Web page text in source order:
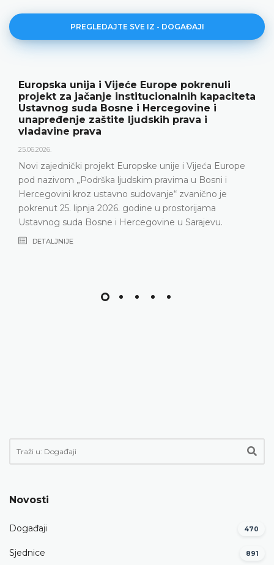
PREGLEDAJTE SVE IZ - DOGAĐAJI
Europska unija i Vijeće Europe pokrenuli
projekt za jačanje institucionalnih kapaciteta
Ustavnog suda Bosne i Hercegovine i
unapređenje zaštite ljudskih prava i
vladavine prava
25.06.2026.
Novi zajednički projekt Europske unije i Vijeća Europe
pod nazivom „Podrška ljudskim pravima u Bosni i
Hercegovini kroz ustavno sudovanje“ zvanično je
pokrenut 25. lipnja 2026. godine u prostorijama
Ustavnog suda Bosne i Hercegovine u Sarajevu.
DETALJNIJE
Novosti
Događaji 470
Sjednice 891